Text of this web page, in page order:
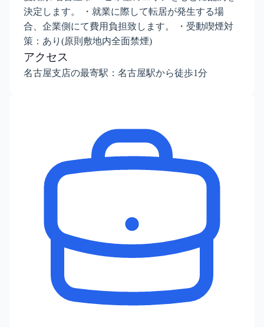
決定します。 ・就業に際して転居が発生する場
合、企業側にて費用負担致します。 ・受動喫煙対
策：あり(原則敷地内全面禁煙)
アクセス
名古屋支店の最寄駅：名古屋駅から徒歩1分